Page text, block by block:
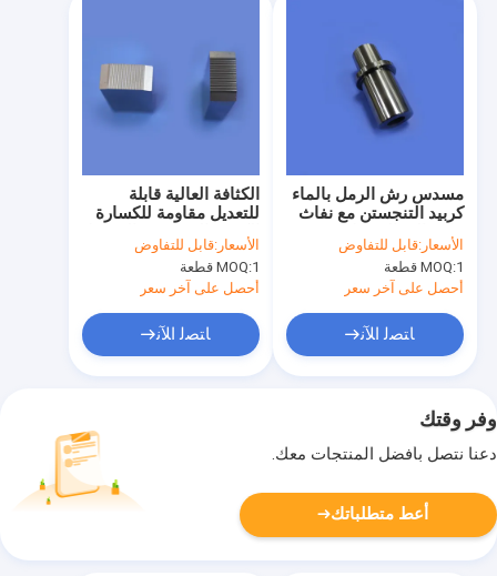
الكثافة العالية قابلة
للتعديل مقاومة للكسارة
الكربيد التنفستين الخيوط
المتحركة الموتة لتشكيل
الخيوط الدقيقة
الأسعار:قابل للتفاوض
MOQ:1 قطعة
أحصل على آخر سعر
ﺎﺘﺼﻟ ﺍﻶﻧ
مسدس رش الرمل بالماء
كربيد التنجستن مع نفاث
ماء عالي الضغط وقمع
الغبار للتنظيف الصناعي
الأسعار:قابل للتفاوض
MOQ:1 قطعة
أحصل على آخر سعر
ﺎﺘﺼﻟ ﺍﻶﻧ
وفر وقتك
دعنا نتصل بأفضل المنتجات معك.
أعط متطلباتك